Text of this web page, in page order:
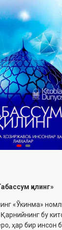
қилинг»
«Ўкинма»
бу
ҳар бир инсон